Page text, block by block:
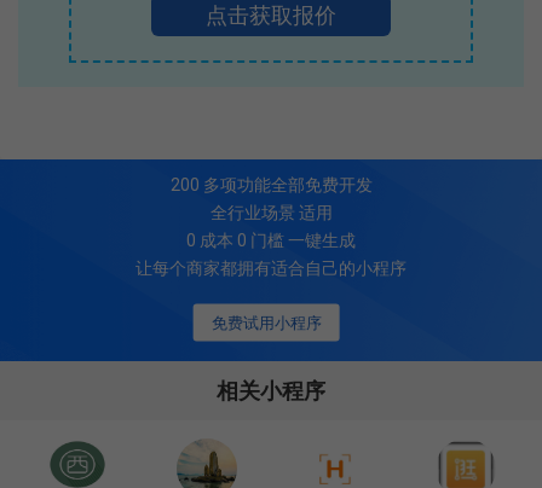
点击获取报价
免费试用小程序
200 多项功能全部免费开发
全行业场景 适用
0 成本 0 门槛 一键生成
让每个商家都拥有适合自己的小程序
相关小程序